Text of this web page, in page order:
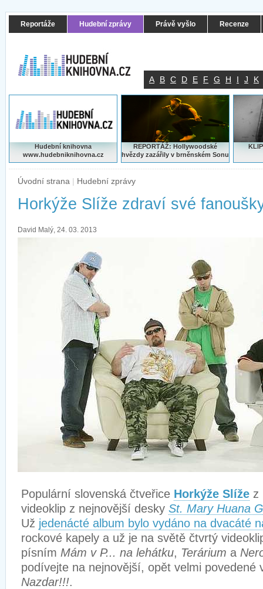
Reportáže Hudební zprávy Právě vyšlo Recenze
A B C D E F G H I J K
Hudební knihovna
www.hudebniknihovna.cz
REPORTÁŽ: Hollywoodské
hvězdy zazářily v brněnském Sonu
Úvodní strana | Hudební zprávy
Horkýže Slíže zdraví své
David Malý, 24. 03. 2013
Populární slovenská čtveřice Horkýže Slíže z
videoklip z nejnovější desky St. Mary Huana
Už jedenácté album bylo vydáno na dvacáté
rockové kapely a už je na světě čtvrtý
písním Mám v P... na lehátku, Terárium a
podívejte na nejnovější, opět velmi povedené
Nazdar!!!.